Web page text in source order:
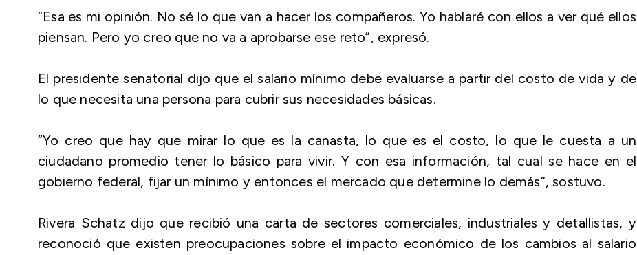
“Esa es mi opinión. No sé lo que van a hacer los compañeros. Yo hablaré con ellos a ver qué ellos
piensan. Pero yo creo que no va a aprobarse ese reto”, expresó.
El presidente senatorial dijo que el salario mínimo debe evaluarse a partir del costo de vida y de
lo que necesita una persona para cubrir sus necesidades básicas.
“Yo creo que hay que mirar lo que es la canasta, lo que es el costo, lo que le cuesta a un
ciudadano promedio tener lo básico para vivir. Y con esa información, tal cual se hace en el
gobierno federal, fijar un mínimo y entonces el mercado que determine lo demás”, sostuvo.
Rivera Schatz dijo que recibió una carta de sectores comerciales, industriales y detallistas, y
reconoció que existen preocupaciones sobre el impacto económico de los cambios al salario